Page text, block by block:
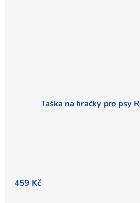
Taška na hračky pro psy
459 Kč